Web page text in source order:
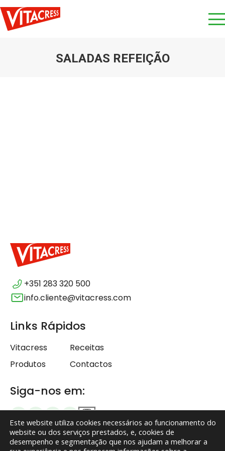
SALADAS REFEIÇÃO
+351 283 320 500
info.cliente@vitacress.com
Links Rápidos
Vitacress
Receitas
Produtos
Contactos
Siga-nos em:
Este website utiliza cookies necessários ao funcionamento do
website ou dos serviços prestados, e, cookies de
desempenho e segmentação que nos ajudam a melhorar a